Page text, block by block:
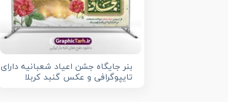
بنر جایگاه جشن اعیاد شعبانیه دارای
تایپوگرافی و عکس گنبد کربلا